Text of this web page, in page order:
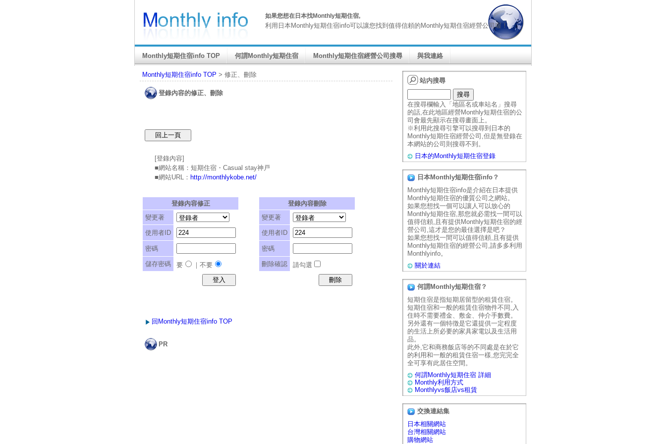
如果您想在日本找Monthly短期住宿,
利用日本Monthly短期住宿info可以讓您找到值得信頼的Monthly短期住宿經營公司喔！
Monthly短期住宿info TOP 何謂Monthly短期住宿 Monthly短期住宿經營公司搜尋 與我連絡
Monthly短期住宿info TOP > 修正、刪除
登錄內容的修正、刪除
[登錄內容]
■網站名稱：短期住宿・Casual stay神戸
■網站URL： http://monthlykobe.net/
登錄內容修正
變更著
使用者ID
密碼
儲存密碼 要 ｜不要
登錄內容刪除
變更著
使用者ID
密碼
刪除確認 請勾選
回Monthly短期住宿info TOP
PR
站内搜尋
在搜尋欄輸入「地區名或車站名」搜尋
的話,在此地區經營Monthly短期住宿的公
司會最先顯示在搜尋畫面上。
※利用此搜尋引擎可以搜尋到日本的
Monthly短期住宿經營公司,但是無登錄在
本網站的公司則搜尋不到。
日本的Monthly短期住宿登錄
日本Monthly短期住宿info？
Monthly短期住宿info是介紹在日本提供
Monthly短期住宿的優質公司之網站。
如果您想找一個可以讓人可以放心的
Monthly短期住宿,那您就必需找一間可以
值得信頼,且有提供Monthly短期住宿的經
營公司,這才是您的最佳選擇是吧？
如果您想找一間可以值得信頼,且有提供
Monthly短期住宿的經營公司,請多多利用
Monthlyinfo。
關於連結
何謂Monthly短期住宿？
短期住宿是指短期居留型的租賃住宿。
短期住宿和一般的租賃住宿物件不同,入
住時不需要禮金、敷金、仲介手數費。
另外還有一個特徴是它還提供一定程度
的生活上所必要的家具家電以及生活用
品。
此外,它和商務飯店等的不同處是在於它
的利用和一般的租賃住宿一樣,您完完全
全可享有此居住空間。
何謂Monthly短期住宿 詳細
Monthly利用方式
Monthlyvs飯店vs租賃
交換連結集
日本相關網站
台灣相關網站
購物網站